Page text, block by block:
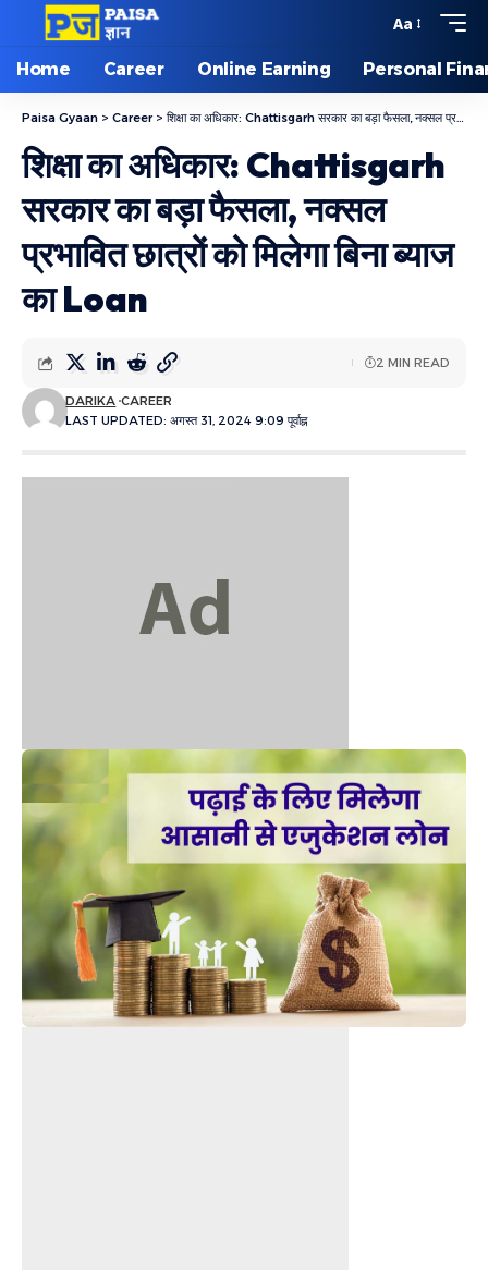
Aa
Home Career Online Earning Personal
Paisa Gyaan > Career> शिक्षा का अधिकार: Chattisgarh सरकार का बड़ा फैसला, नक्सल प्रभावित छात्रों को मिलेगा बिना ब्याज का Loan
शिक्षा का अधिकार: Chattisgarh
सरकार का बड़ा फैसला, नक्सल
प्रभावित छात्रों को मिलेगा बिना ब्याज
का Loan
LAST UPDATED: अगस्त 31, 2024 9:09 पूर्वाह्न
DARIKA CAREER
2 MIN READ